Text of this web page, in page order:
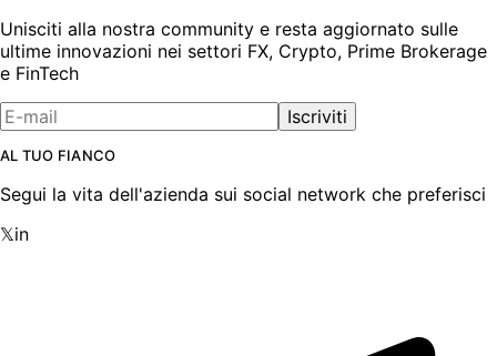
Unisciti alla nostra community e resta aggiornato sulle
ultime innovazioni nei settori FX, Crypto, Prime Brokerage
e FinTech
Iscriviti
AL TUO FIANCO
Segui la vita dell'azienda sui social network che preferisci
𝕏in